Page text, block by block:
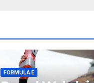
FORMULA E